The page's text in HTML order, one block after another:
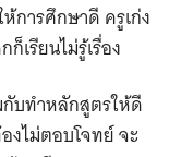
การศึกษาดี ครูเก่ง
เรียนไม่รู้เรื่อง
บทำหลักสูตรให้ดี
งไม่ตอบโจทย์ จะ